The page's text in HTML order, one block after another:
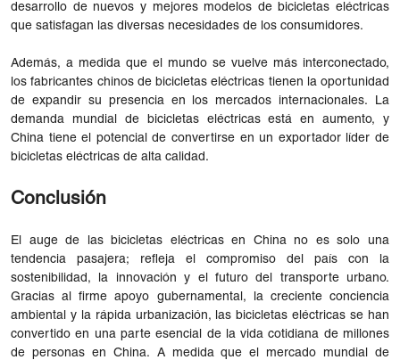
desarrollo de nuevos y mejores modelos de bicicletas eléctricas
que satisfagan las diversas necesidades de los consumidores.
Además, a medida que el mundo se vuelve más interconectado,
los fabricantes chinos de bicicletas eléctricas tienen la oportunidad
de expandir su presencia en los mercados internacionales. La
demanda mundial de bicicletas eléctricas está en aumento, y
China tiene el potencial de convertirse en un exportador líder de
bicicletas eléctricas de alta calidad.
Conclusión
El auge de las bicicletas eléctricas en China no es solo una
tendencia pasajera; refleja el compromiso del país con la
sostenibilidad, la innovación y el futuro del transporte urbano.
Gracias al firme apoyo gubernamental, la creciente conciencia
ambiental y la rápida urbanización, las bicicletas eléctricas se han
convertido en una parte esencial de la vida cotidiana de millones
de personas en China. A medida que el mercado mundial de